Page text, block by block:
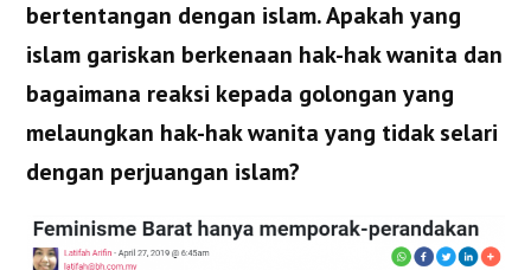
bertentangan dengan islam. Apakah yang
islam gariskan berkenaan hak-hak wanita dan
bagaimana reaksi kepada golongan yang
melaungkan hak-hak wanita yang tidak selari
dengan perjuangan islam?